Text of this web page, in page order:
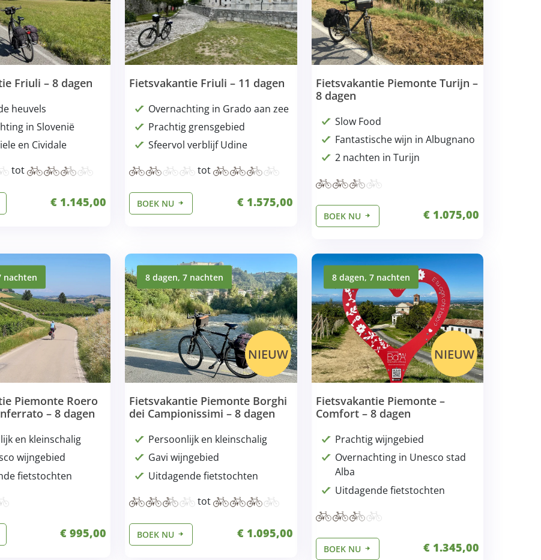
Friuli – 8 dagen
heuvels
in Slovenië
en Cividale
tot
€ 1.145,00
Fietsvakantie Friuli – 11 dagen
Overnachting in Grado aan zee
Prachtig grensgebied
Sfeervol verblijf Udine
tot
BOEK NU € 1.575,00
Fietsvakantie Piemonte Turijn –
8 dagen
Slow Food
Fantastische wijn in Albugnano
2 nachten in Turijn
BOEK NU € 1.075,00
nachten
Piemonte Roero
– 8 dagen
en kleinschalig
wijngebied
fietstochten
€ 995,00
8 dagen, 7 nachten
NIEUW
Fietsvakantie Piemonte Borghi
dei Campionissimi – 8 dagen
Persoonlijk en kleinschalig
Gavi wijngebied
Uitdagende fietstochten
tot
BOEK NU € 1.095,00
8 dagen, 7 nachten
NIEUW
Fietsvakantie Piemonte –
Comfort – 8 dagen
Prachtig wijngebied
Overnachting in Unesco stad
Alba
Uitdagende fietstochten
BOEK NU € 1.345,00